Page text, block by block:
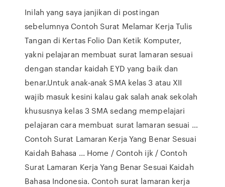
Inilah yang saya janjikan di postingan
sebelumnya Contoh Surat Melamar Kerja Tulis
Tangan di Kertas Folio Dan Ketik Komputer,
yakni pelajaran membuat surat lamaran sesuai
dengan standar kaidah EYD yang baik dan
benar.Untuk anak-anak SMA kelas 3 atau XII
wajib masuk kesini kalau gak salah anak sekolah
khususnya kelas 3 SMA sedang mempelajari
pelajaran cara membuat surat lamaran sesuai …
Contoh Surat Lamaran Kerja Yang Benar Sesuai
Kaidah Bahasa ... Home / Contoh ijk / Contoh
Surat Lamaran Kerja Yang Benar Sesuai Kaidah
Bahasa Indonesia. Contoh surat lamaran kerja